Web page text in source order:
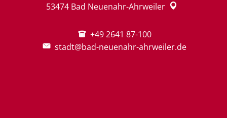
53474 Bad Neuenahr-Ahrweiler
+49 2641 87-100
stadt@bad-neuenahr-ahrweiler.de